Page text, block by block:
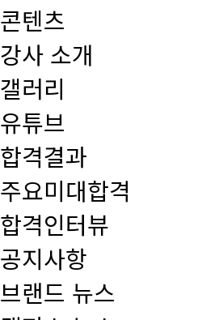
콘텐츠
강사 소개
갤러리
유튜브
합격결과
주요미대합격
합격인터뷰
공지사항
브랜드 뉴스